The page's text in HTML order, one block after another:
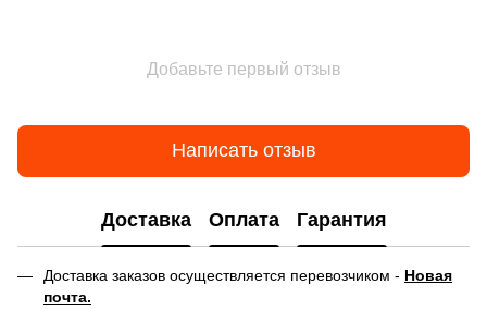
Добавьте первый отзыв
Написать отзыв
Доставка Оплата Гарантия
Доставка заказов осуществляется перевозчиком - Новая
почта.